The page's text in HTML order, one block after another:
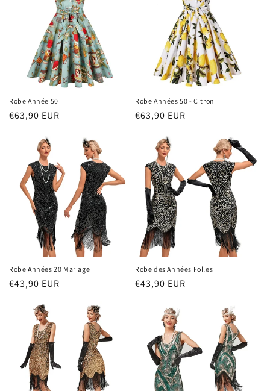
Robe Année 50
Prix
€63,90 EUR
Robe Années 50 - Citron
Prix
€63,90 EUR
Robe Années 20 Mariage
Prix
€43,90 EUR
Robe des Années Folles
Prix
€43,90 EUR